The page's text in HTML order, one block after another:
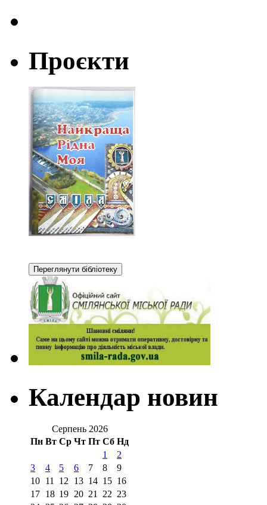
Проєкти
Календар новин
Серпень 2026
Пн Вт Ср Чт Пт Сб Нд
1
2
3
4 5 6 7 8
9
10 11 12 13 14 15 16
17 18 19 20 21 22 23